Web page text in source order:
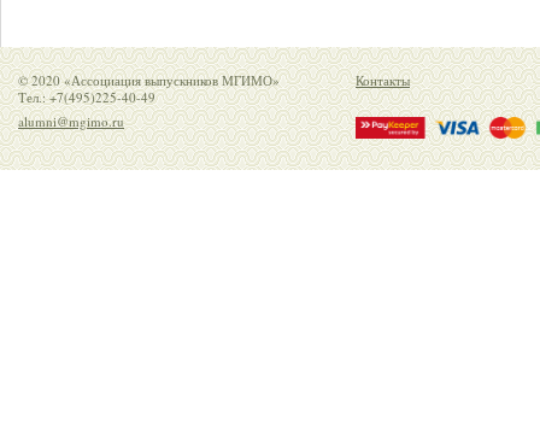
© 2020 «Ассоциация выпускников МГИМО»
Тел.: +7(495)225-40-49
alumni@mgimo.ru
Контакты